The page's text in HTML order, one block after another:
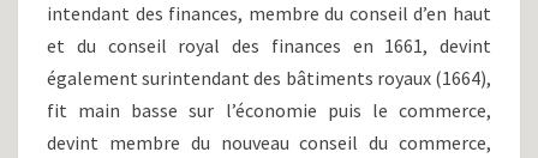
intendant des finances, membre du conseil d’en haut
et du conseil royal des finances en 1661, devint
également surintendant des bâtiments royaux (1664),
fit main basse sur l’économie puis le commerce,
devint membre du nouveau conseil du commerce,